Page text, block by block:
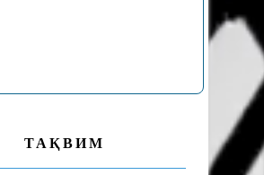
ТАҚВИМ